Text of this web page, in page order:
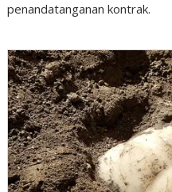
penandatanganan kontrak.